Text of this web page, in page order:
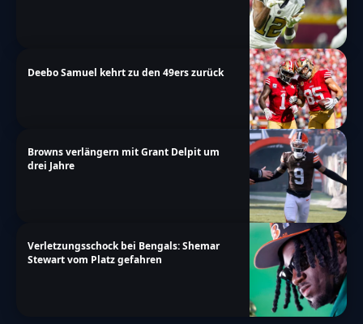
Deebo Samuel kehrt zu den 49ers zurück
Browns verlängern mit Grant Delpit um
drei Jahre
Verletzungsschock bei Bengals: Shemar
Stewart vom Platz gefahren